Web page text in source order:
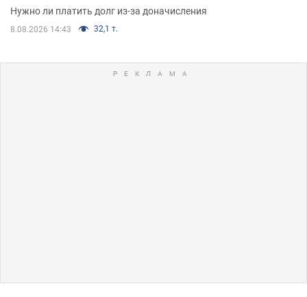
Нужно ли платить долг из-за доначисления
8.08.2026 14:43 32,1 т.